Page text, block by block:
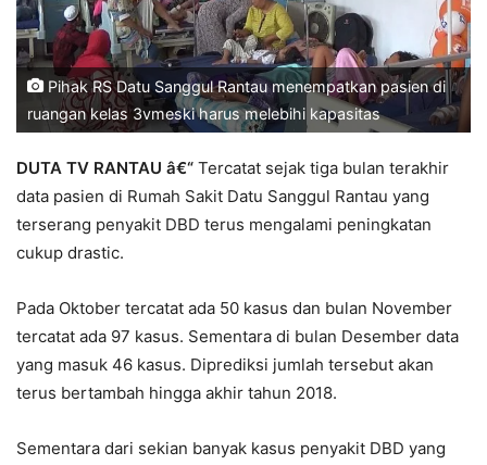
Pihak RS Datu Sanggul Rantau menempatkan pasien di
ruangan kelas 3vmeski harus melebihi kapasitas
DUTA TV RANTAU â€“ Tercatat sejak tiga bulan terakhir
data pasien di Rumah Sakit Datu Sanggul Rantau yang
terserang penyakit DBD terus mengalami peningkatan
cukup drastic.
Pada Oktober tercatat ada 50 kasus dan bulan November
tercatat ada 97 kasus. Sementara di bulan Desember data
yang masuk 46 kasus. Diprediksi jumlah tersebut akan
terus bertambah hingga akhir tahun 2018.
Sementara dari sekian banyak kasus penyakit DBD yang